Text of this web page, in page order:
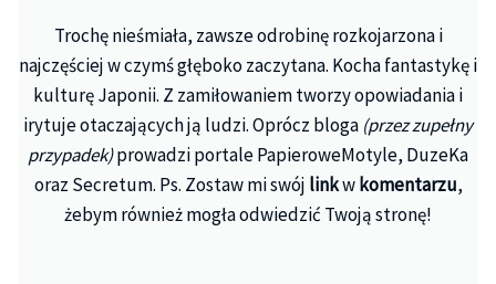
Trochę nieśmiała, zawsze odrobinę rozkojarzona i
najczęściej w czymś głęboko zaczytana. Kocha fantastykę i
kulturę Japonii. Z zamiłowaniem tworzy opowiadania i
irytuje otaczających ją ludzi. Oprócz bloga (przez zupełny
przypadek)prowadzi portale PapieroweMotyle, DuzeKa
oraz Secretum. Ps. Zostaw mi swój linkwkomentarzu,
żebym również mogła odwiedzić Twoją stronę!